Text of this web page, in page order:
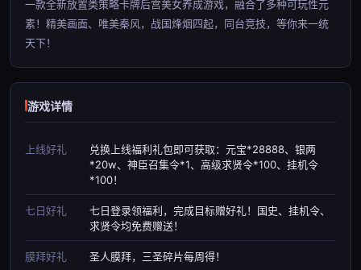
一款全新放置类策略卡牌后宫美女养成游戏，融合了多种可玩性元
素！精美画面、唯美秦风，战国烽烟四起，同台竞技，等你来一统
天下！
游戏详情
上线好礼
兑换上线福利礼包即可获取：元宝*28888、银两
*20w、神臣召集令*1、高级求贤令*100、挂机令
*100！
七日好礼
七日登录领福利，完成目标赠好礼！国史、挂机令、
求贤令均免费赠送！
膜拜好礼 圣人膜拜，三圣碎片每周得！